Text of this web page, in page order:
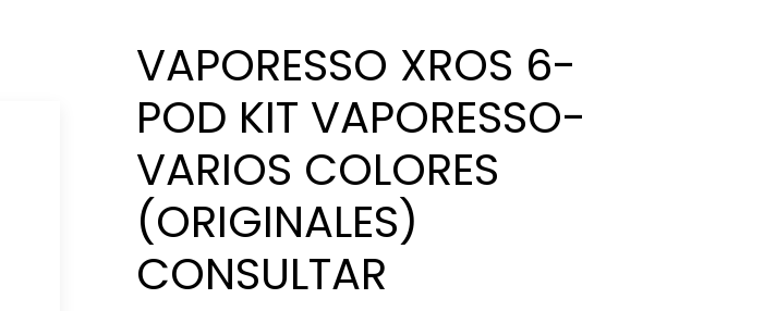
VAPORESSO XROS 6-
POD KIT VAPORESSO-
VARIOS COLORES
(ORIGINALES)
CONSULTAR